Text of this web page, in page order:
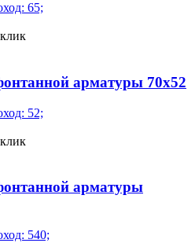
65;
арматуры 70x52
52;
арматуры
540;